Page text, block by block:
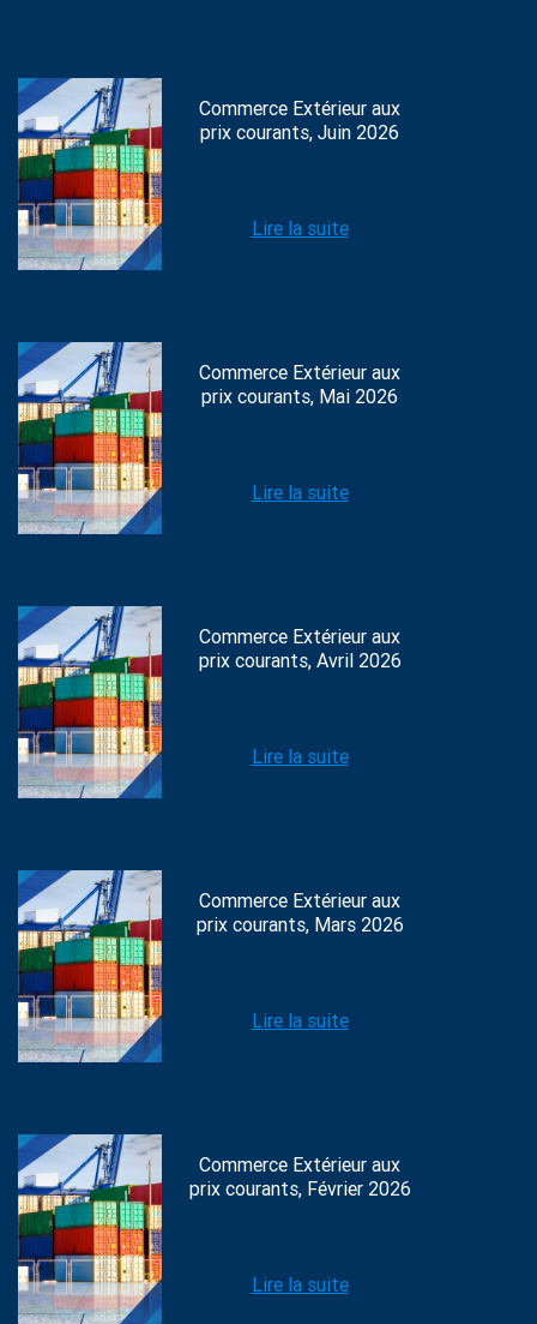
Commerce Extérieur aux
prix courants, Juin 2026
Lire la suite
Commerce Extérieur aux
prix courants, Mai 2026
Lire la suite
Commerce Extérieur aux
prix courants, Avril 2026
Lire la suite
Commerce Extérieur aux
prix courants, Mars 2026
Lire la suite
Commerce Extérieur aux
prix courants, Février 2026
Lire la suite